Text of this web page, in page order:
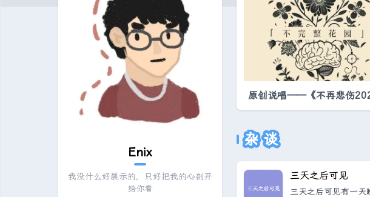
Enix
我没什么好展示的，只好把我的心剖开
给你看
原创说唱——《不再悲伤
杂谈
三天之后可见
三天之后可见有一